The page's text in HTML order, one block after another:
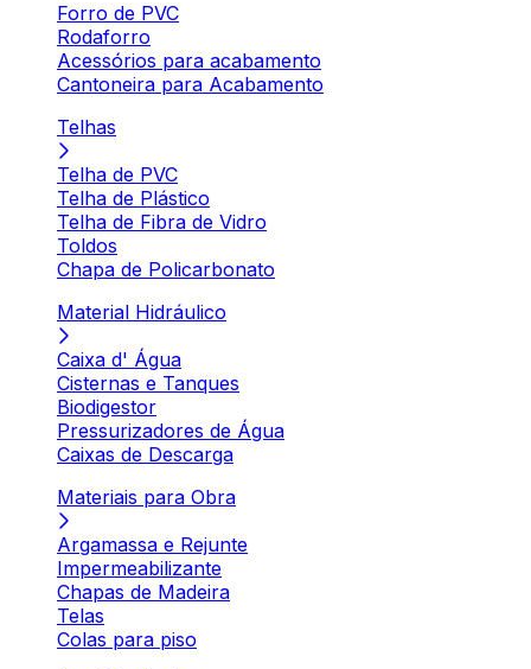
Forro de PVC
Rodaforro
Acessórios para acabamento
Cantoneira para Acabamento
Telhas
Telha de PVC
Telha de Plástico
Telha de Fibra de Vidro
Toldos
Chapa de Policarbonato
Material Hidráulico
Caixa d' Água
Cisternas e Tanques
Biodigestor
Pressurizadores de Água
Caixas de Descarga
Materiais para Obra
Argamassa e Rejunte
Impermeabilizante
Chapas de Madeira
Telas
Colas para piso